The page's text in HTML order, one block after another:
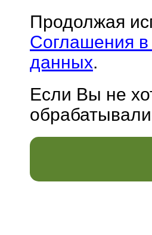
Продолжая
Соглашения в
данных.
Если Вы не